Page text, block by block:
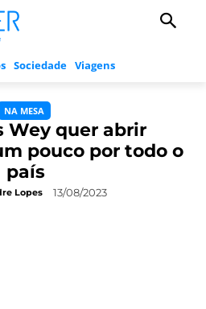
Sociedade Viagens
NA MESA
Wey quer abrir
pouco por todo o
país
Lopes 13/08/2023